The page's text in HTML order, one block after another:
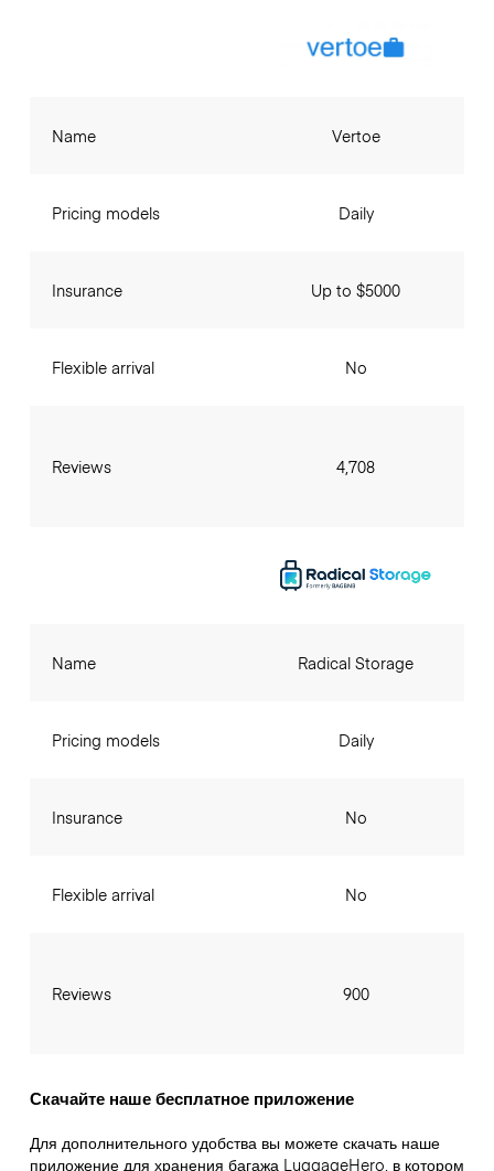
Name
Pricing models
Insurance
Flexible arrival
Reviews
Vertoe
Daily
Up to $5000
No
4,708
Name
Pricing models
Insurance
Flexible arrival
Reviews
Radical Storage
Daily
No
No
900
Скачайте наше бесплатное приложение
Для дополнительного удобства вы можете скачать наше
приложение для хранения багажа LuggageHero, в котором